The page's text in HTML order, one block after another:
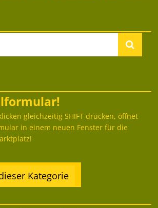
gleichzeitig SHIFT drücken, öffnet
in einem neuen Fenster für die
Kategorie